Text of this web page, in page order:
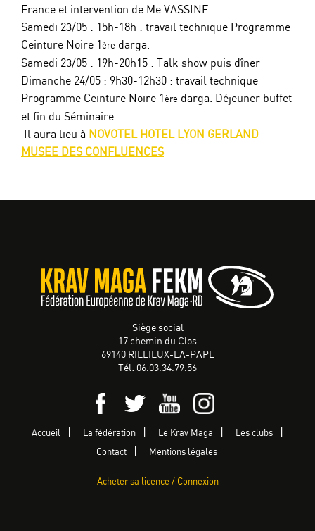
France et intervention de Me VASSINE
Samedi 23/05 : 15h-18h : travail technique Programme
Ceinture Noire 1 ère darga.
Samedi 23/05 : 19h-20h15 : Talk show puis dîner
Dimanche 24/05 : 9h30-12h30 : travail technique
Programme Ceinture Noire 1 ère darga. Déjeuner buffet
et fin du Séminaire.
Il aura lieu à NOVOTEL HOTEL LYON GERLAND
MUSEE DES CONFLUENCES
Siège social
17 chemin du Clos
69140 RILLIEUX-LA-PAPE
Tél: 06.03.34.79.56
Accueil La fédération Le Krav Maga Les clubs
Contact Mentions légales
Acheter sa licence / Connexion